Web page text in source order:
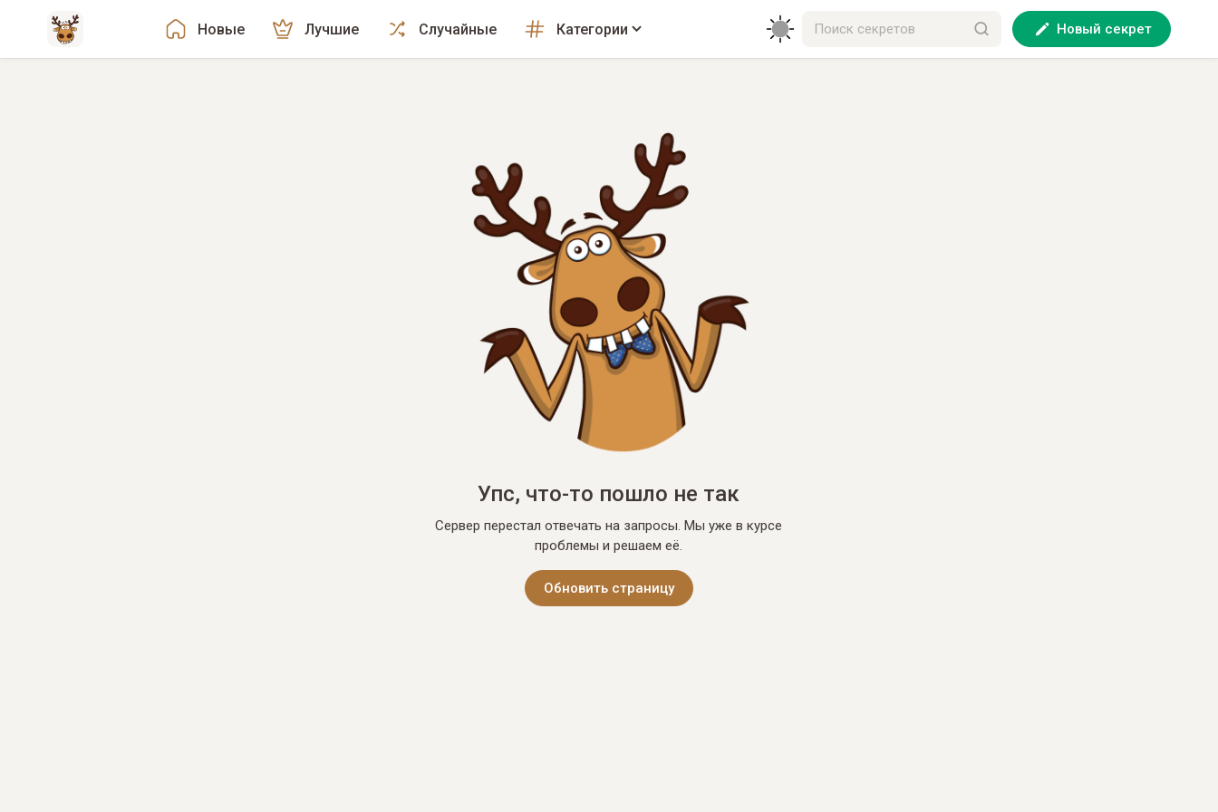
Новые Лучшие Случайные Категории Новый секрет
Упс, что-то пошло не так
Сервер перестал отвечать на запросы. Мы уже в курсе
проблемы и решаем её.
Обновить страницу